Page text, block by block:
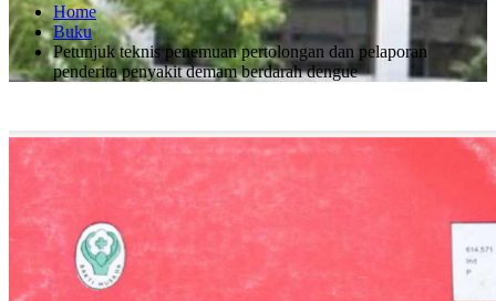
Home
Buku
Petunjuk teknis penemuan pertolongan dan pelaporan
penderita penyakit demam berdarah dengue